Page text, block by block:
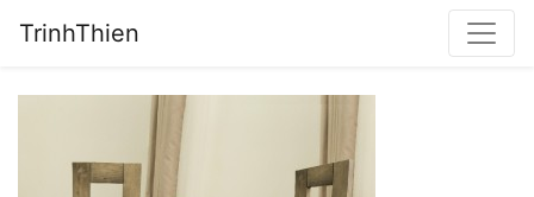
TrinhThien